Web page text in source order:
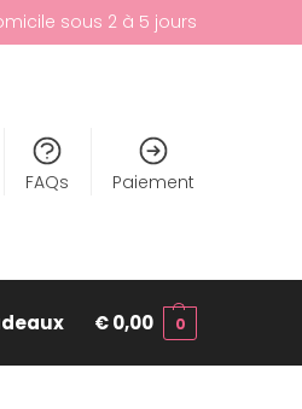
sous 2 à 5 jours
FAQs Paiement
€0,00 0